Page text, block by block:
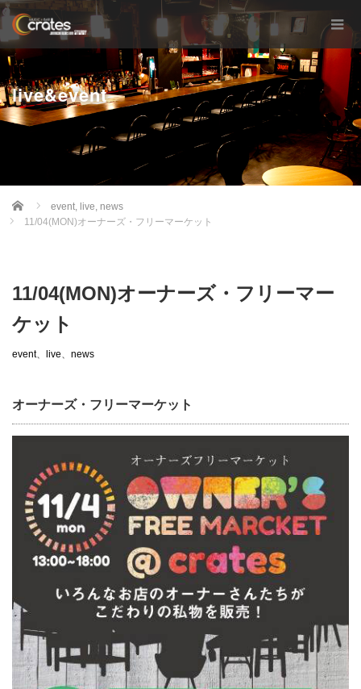
live&event
Home event, live, news
11/04(MON)オーナーズ・フリーマーケット
11/04(MON)オーナーズ・フリーマー
ケット
event、 live、 news
オーナーズ・フリーマーケット